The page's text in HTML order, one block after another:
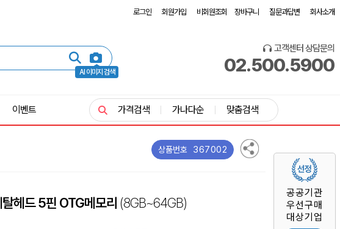
로그인 회원가입 비회원조회 장바구니 질문과답변 회사소개
AI 이미지 검색
고객센터 상담문의
02.500.5900
공공기관
우선구매
대상기업
이벤트 가격검색 가나다순 맞춤검색
상품번호 367002
탈헤드 5핀 OTG메모리 (8GB~64GB)